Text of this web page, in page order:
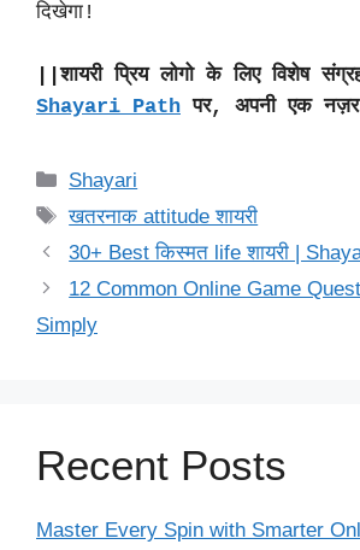
दिखेगा!
||शायरी प्रिय लोगो के लिए विशेष
Shayari Path पर, अपनी एक
Categories
Shayari
Tags
खतरनाक attitude शायरी
30+ Best किस्मत life शायरी |
12 Common Online Game
Simply
Recent Posts
Master Every Spin with Smarter